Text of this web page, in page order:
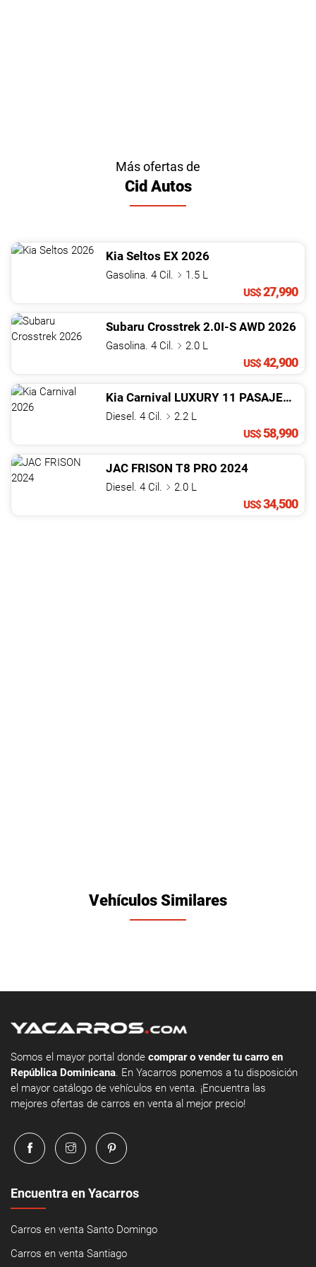
Más ofertas de
Cid Autos
Kia Seltos EX 2026
Gasolina. 4 Cil.
1.5 L
US$27,990
Subaru Crosstrek 2.0I-S AWD 2026
Gasolina. 4 Cil.
2.0 L
US$42,900
Kia Carnival LUXURY 11 PASAJEROS
Diesel. 4 Cil.
2.2 L
US$58,990
JAC FRISON T8 PRO 2024
Diesel. 4 Cil.
2.0 L
US$34,500
Vehículos Similares
Somos el mayor portal donde comprar o vender tu carro en
República Dominicana. En Yacarros ponemos a tu disposición
el mayor catálogo de vehículos en venta. ¡Encuentra las
mejores ofertas de carros en venta al mejor precio!
Encuentra en Yacarros
Carros en venta Santo Domingo
Carros en venta Santiago